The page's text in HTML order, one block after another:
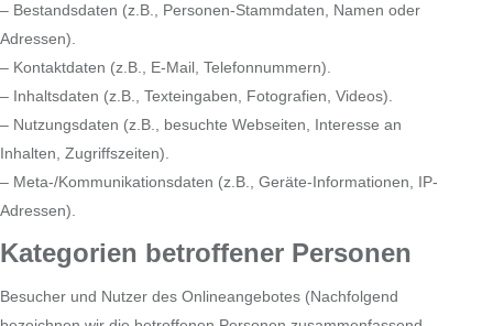
– Bestandsdaten (z.B., Personen-Stammdaten, Namen oder
Adressen).
– Kontaktdaten (z.B., E-Mail, Telefonnummern).
– Inhaltsdaten (z.B., Texteingaben, Fotografien, Videos).
– Nutzungsdaten (z.B., besuchte Webseiten, Interesse an
Inhalten, Zugriffszeiten).
– Meta-/Kommunikationsdaten (z.B., Geräte-Informationen, IP-
Adressen).
Kategorien betroffener Personen
Besucher und Nutzer des Onlineangebotes (Nachfolgend